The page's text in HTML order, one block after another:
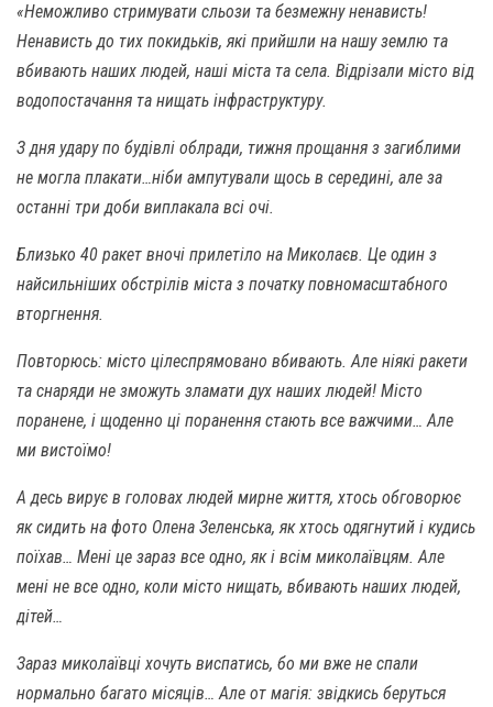
«Неможливо стримувати сльози та безмежну ненависть!
Ненависть до тих покидьків, які прийшли на нашу землю та
вбивають наших людей, наші міста та села. Відрізали місто від
водопостачання та нищать інфраструктуру.
З дня удару по будівлі облради, тижня прощання з загиблими
не могла плакати…ніби ампутували щось в середині, але за
останні три доби виплакала всі очі.
Близько 40 ракет вночі прилетіло на Миколаєв. Це один з
найсильніших обстрілів міста з початку повномасштабного
вторгнення.
Повторюсь: місто цілеспрямовано вбивають. Але ніякі ракети
та снаряди не зможуть зламати дух наших людей! Місто
поранене, і щоденно ці поранення стають все важчими… Але
ми вистоїмо!
А десь вирує в головах людей мирне життя, хтось обговорює
як сидить на фото Олена Зеленська, як хтось одягнутий і кудись
поїхав… Мені це зараз все одно, як і всім миколаївцям. Але
мені не все одно, коли місто нищать, вбивають наших людей,
дітей…
Зараз миколаївці хочуть виспатись, бо ми вже не спали
нормально багато місяців… Але от магія: звідкись беруться